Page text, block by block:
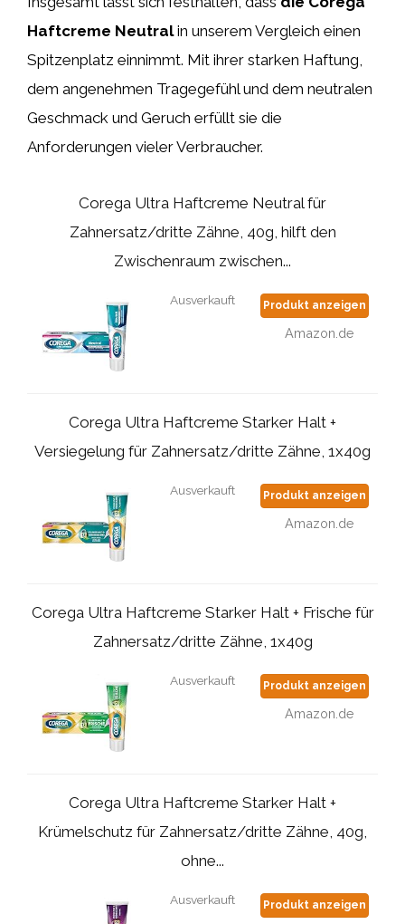
Haftcreme Neutralin unserem Vergleich einen
Spitzenplatz einnimmt. Mit ihrer starken Haftung,
dem angenehmen Tragegefühl und dem neutralen
Geschmack und Geruch erfüllt sie die
Anforderungen vieler Verbraucher.
Corega Ultra Haftcreme Neutral für
Zahnersatz/dritte Zähne, 40g, hilft den
Zwischenraum zwischen...
Ausverkauft Produkt anzeigen
Amazon.de
Corega Ultra Haftcreme Starker Halt +
Versiegelung für Zahnersatz/dritte Zähne, 1x40g
Ausverkauft Produkt anzeigen
Amazon.de
Corega Ultra Haftcreme Starker Halt + Frische für
Zahnersatz/dritte Zähne, 1x40g
Ausverkauft Produkt anzeigen
Amazon.de
Corega Ultra Haftcreme Starker Halt +
Krümelschutz für Zahnersatz/dritte Zähne, 40g,
ohne...
Ausverkauft Produkt anzeigen